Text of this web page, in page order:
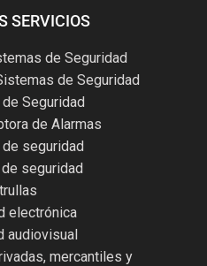
SERVICIOS
de Seguridad
de Seguridad
Seguridad
de Alarmas
seguridad
seguridad
electrónica
audiovisual
mercantiles y